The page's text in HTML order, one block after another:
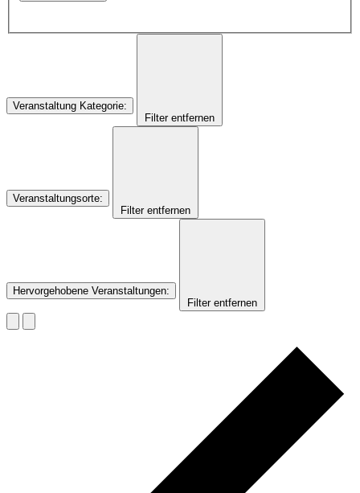
Veranstaltung Kategorie:
Filter entfernen
Veranstaltungsorte:
Filter entfernen
Hervorgehobene Veranstaltungen:
Filter entfernen